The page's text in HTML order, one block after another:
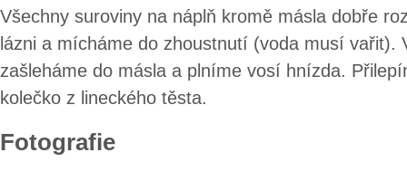
Všechny suroviny na náplň kromě másla dobře
lázni a mícháme do zhoustnutí (voda musí vařit).
zašleháme do másla a plníme vosí hnízda.
kolečko z lineckého těsta.
Fotografie